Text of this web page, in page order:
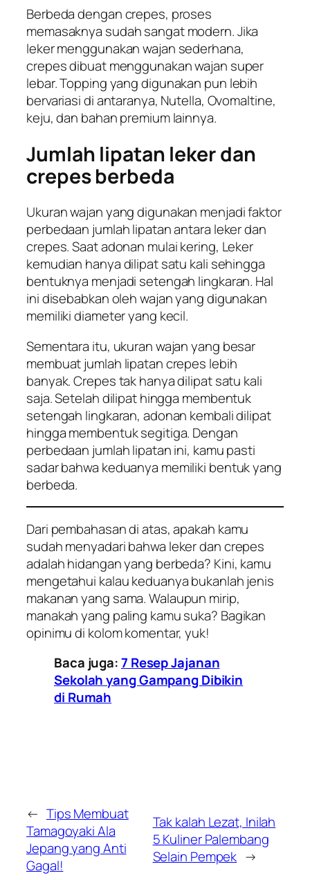
Berbeda dengan crepes, proses
memasaknya sudah sangat modern. Jika
leker menggunakan wajan sederhana,
crepes dibuat menggunakan wajan super
lebar.Toppingyang digunakan pun lebih
bervariasi di antaranya, Nutella, Ovomaltine,
keju, dan bahan premium lainnya.
Jumlah lipatan leker dan
crepes berbeda
Ukuran wajan yang digunakan menjadi faktor
perbedaan jumlah lipatan antara leker dan
crepes. Saat adonan mulai kering, Leker
kemudian hanya dilipat satu kali sehingga
bentuknya menjadi setengah lingkaran. Hal
ini disebabkan oleh wajan yang digunakan
memiliki diameter yang kecil.
Sementara itu, ukuran wajan yang besar
membuat jumlah lipatan crepes lebih
banyak. Crepes tak hanya dilipat satu kali
saja. Setelah dilipat hingga membentuk
setengah lingkaran, adonan kembali dilipat
hingga membentuk segitiga. Dengan
perbedaan jumlah lipatan ini, kamu pasti
sadar bahwa keduanya memiliki bentuk yang
berbeda.
Dari pembahasan di atas, apakah kamu
sudah menyadari bahwa leker dan crepes
adalah hidangan yang berbeda? Kini, kamu
mengetahui kalau keduanya bukanlah jenis
makanan yang sama. Walaupun mirip,
manakah yang paling kamu suka? Bagikan
opinimu di kolom komentar, yuk!
Baca juga:7 Resep Jajanan
Sekolah yang Gampang Dibikin
di Rumah
← Tips Membuat
Tamagoyaki Ala
Jepang yang Anti
Gagal!
Tak kalah Lezat, Inilah
5 Kuliner Palembang
Selain Pempek →